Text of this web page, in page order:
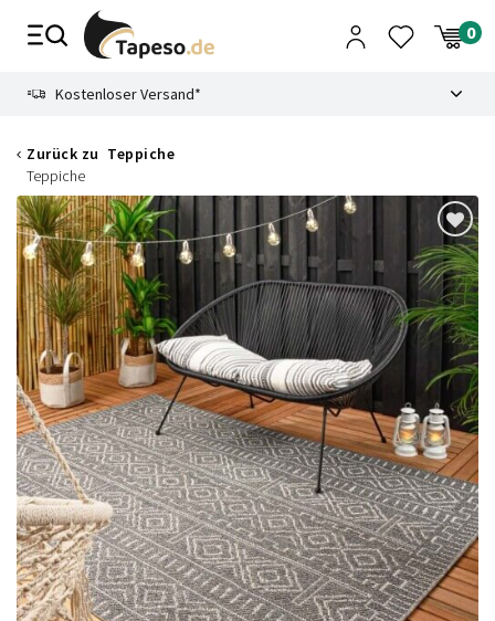
Zusammenbruch
Kostenloser Versand*
Zurück zu Teppiche
Teppiche